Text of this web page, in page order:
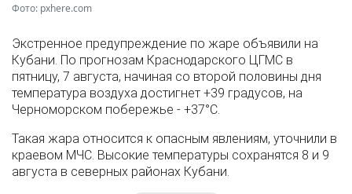
Фото: pxhere.com
Экстренное предупреждение по жаре объявили на
Кубани. По прогнозам Краснодарского ЦГМС в
пятницу, 7 августа, начиная со второй половины дня
температура воздуха достигнет +39 градусов, на
Черноморском побережье - +37°­С.
Такая жара относится к опасным явлениям, уточнили в
краевом МЧС. Высокие температуры сохранятся 8 и 9
августа в северных районах Кубани.